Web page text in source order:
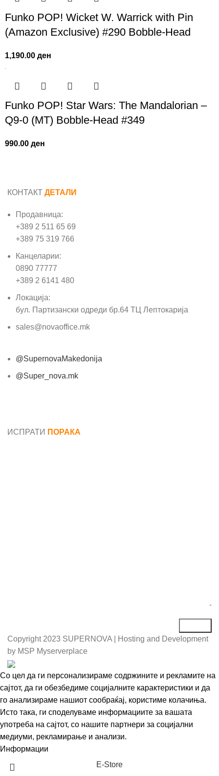
Funko POP! Wicket W. Warrick with Pin
(Amazon Exclusive) #290 Bobble-Head
1,190.00ден
Funko POP! Star Wars: The Mandalorian –
Q9-0 (MT) Bobble-Head #349
990.00ден
КОНТАКТ ДЕТАЛИ
Продавница:
+389 2 511 65 69
+389 75 319 766
Канцеларии:
0890 77777
+389 2 6141 480
Локација:
бул. Партизански одреди бр.64 ТЦ Лептокарија
sales@novaoffice.mk
@SupernovaMakedonija
@Super_nova.mk
ИСПРАТИ ПОРАКА
Copyright 2023 SUPERNOVA | Hosting and Development
by MSP Myserverplace
Со цел да ги персонализираме содржините и рекламите на
сајтот, да ги обезбедиме социјалните карактеристики и да
го анализираме нашиот сообраќај, користиме колачиња.
Исто така, ги споделуваме информациите за вашата
употреба на сајтот, со нашите партнери за социјални
медиуми, рекламирање и анализи.
Информации
Е-Store